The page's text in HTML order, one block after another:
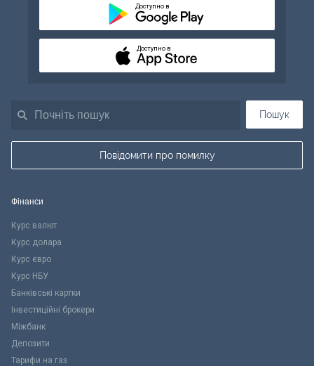
Пошук
Повідомити про помилку
Доступно в
Доступно в
Фінанси
Курс валют
Курс долара
Курс євро
Курс НБУ
Банківські картки
Інвестиційні брокери
Міжбанк
Депозити
Тарифи на газ